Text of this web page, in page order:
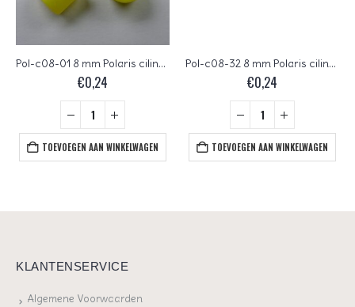
Pol-c08-01 8 mm Polaris cilinder kraal, geel
€0,24
TOEVOEGEN AAN WINKELWAGEN
Pol-c08-32 8 mm Polaris cilinder kraal, donkerbruin
€0,24
TOEVOEGEN AAN WINKELWAGEN
KLANTENSERVICE
Algemene Voorwaarden